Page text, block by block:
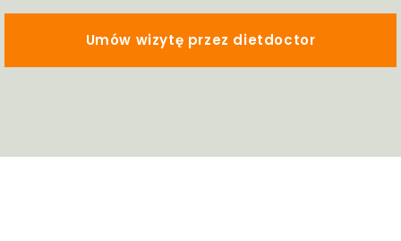
Umów wizytę przez dietdoctor